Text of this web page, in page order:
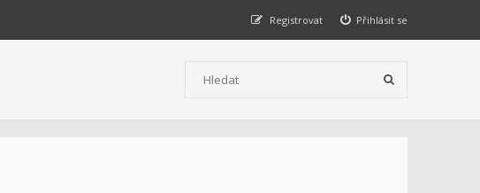
Přihlásit se
Registrovat